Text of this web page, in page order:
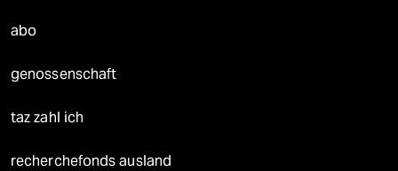
abo
genossenschaft
taz zahl ich
recherchefonds ausland